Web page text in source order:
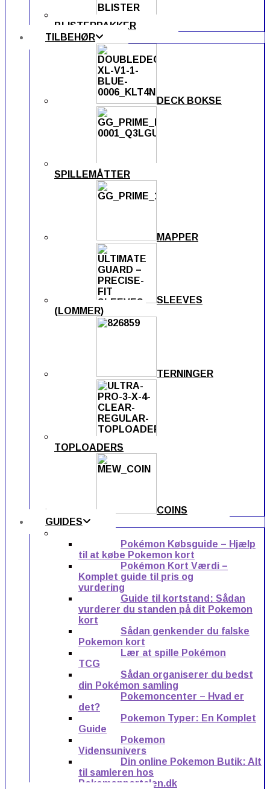
BLISTERPAKKER
TILBEHØR
DECK BOKSE
SPILLEMÅTTER
MAPPER
SLEEVES
(LOMMER)
TERNINGER
TOPLOADERS
COINS
GUIDES
Pokémon Købsguide – Hjælp
til at købe Pokemon kort
Pokémon Kort Værdi –
Komplet guide til pris og
vurdering
Guide til kortstand: Sådan
vurderer du standen på dit Pokemon
kort
Sådan genkender du falske
Pokemon kort
Lær at spille Pokémon
TCG
Sådan organiserer du bedst
din Pokémon samling
Pokemoncenter – Hvad er
det?
Pokemon Typer: En Komplet
Guide
Pokemon
Vidensunivers
Din online Pokemon Butik: Alt
til samleren hos
Pokemonportalen.dk